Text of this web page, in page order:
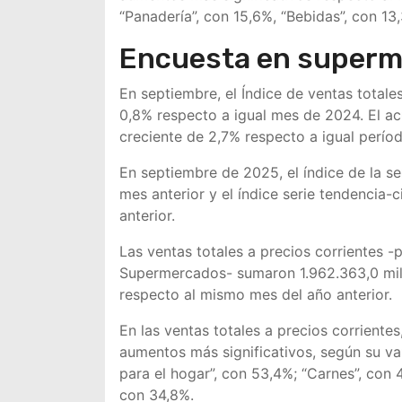
“Panadería”, con 15,6%, “Bebidas”, con
Encuesta en
En septiembre, el Índice de ventas
0,8% respecto a igual mes de 2024. El
creciente de 2,7% respecto a igual
En septiembre de 2025, el índice de la
mes anterior y el índice serie tendencia-
anterior.
Las ventas totales a precios corrientes -
Supermercados- sumaron 1.962.363,0
respecto al mismo mes del año anterior.
En las ventas totales a precios
aumentos más significativos, según su
para el hogar”, con 53,4%; “Carnes”,
con 34,8%.